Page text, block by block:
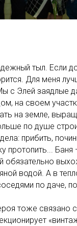
тыл. Если
Для меня
с Элей заядлые
на своем
на земле,
по душе
прибить,
протопить...
обязательно
водой. А в
по даче,
тоже связано